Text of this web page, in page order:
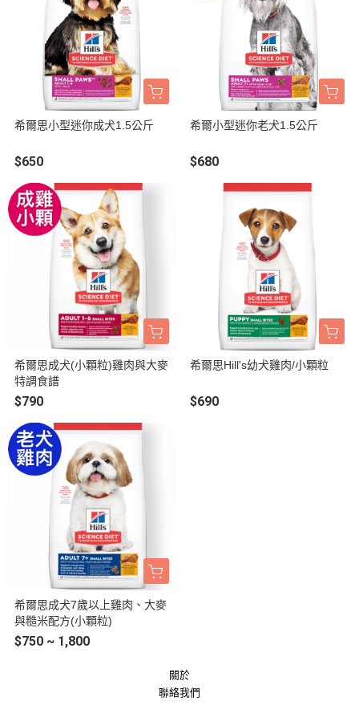
希爾思小型迷你成犬1.5公斤
$650
希爾小型迷你老犬1.5公斤
$680
希爾思成犬(小顆粒)雞肉與大麥
特調食譜
$790
希爾思Hill's幼犬雞肉/小顆粒
$690
希爾思成犬7歲以上雞肉、大麥
與糙米配方(小顆粒)
$750 ~ 1,800
關於
聯絡我們